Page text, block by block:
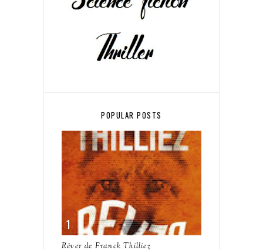
POPULAR POSTS
Rêver de Franck Thilliez